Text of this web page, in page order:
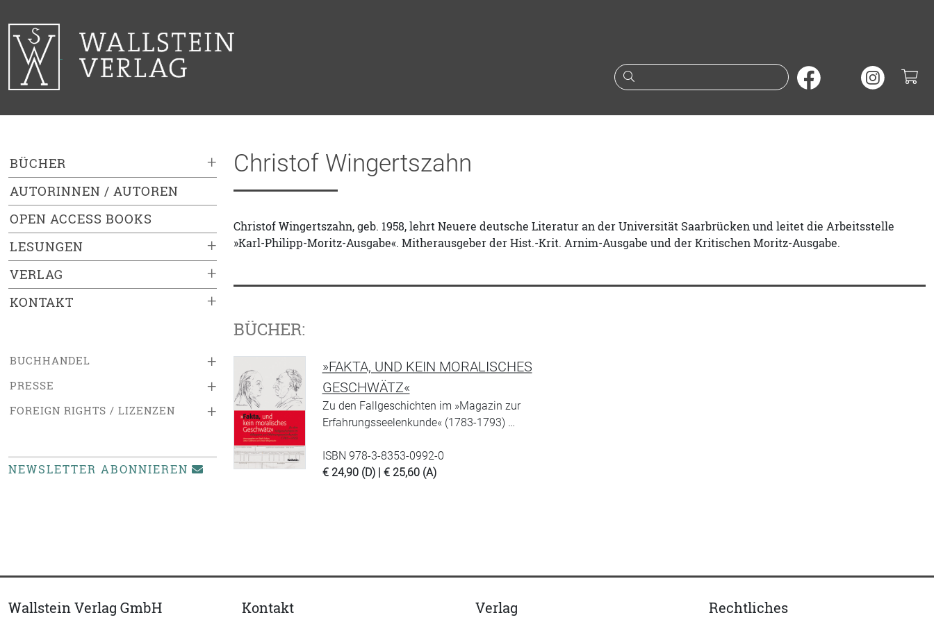
Suche nach Büchern oder
+
BÜCHER
AUTORINNEN / AUTOREN
OPEN ACCESS BOOKS
+
LESUNGEN
+
VERLAG
+
KONTAKT
+
BUCHHANDEL
+
PRESSE
+
FOREIGN RIGHTS / LIZENZEN
NEWSLETTER ABONNIEREN
Christof Wingertszahn
Christof Wingertszahn, geb. 1958, lehrt Neuere deutsche Literatur an der Universität Saarbrücken und leitet die Arbeitsstelle
»Karl-Philipp-Moritz-Ausgabe«. Mitherausgeber der Hist.-Krit. Arnim-Ausgabe und der Kritischen Moritz-Ausgabe.
BÜCHER:
»FAKTA, UND KEIN MORALISCHES
GESCHWÄTZ«
Zu den Fallgeschichten im »Magazin zur
Erfahrungsseelenkunde« (1783-1793) …
ISBN 978-3-8353-0992-0
€ 24,90 (D) | € 25,60 (A)
Wallstein Verlag GmbH Kontakt Verlag Rechtliches